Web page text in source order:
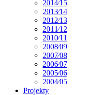
2014⁄15
2013⁄14
2012⁄13
2011⁄12
2010⁄11
2008⁄09
2007⁄08
2006⁄07
2005⁄06
2004⁄05
Projekty